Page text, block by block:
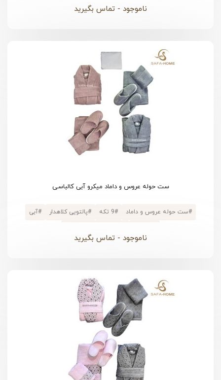
ناموجود - تماس بگیرید
ست حوله عروس و داماد میکرو آبی کالباسی
#ست حوله عروس و داماد #9 تکه #پالتویی کلاهدار #آبی
ناموجود - تماس بگیرید